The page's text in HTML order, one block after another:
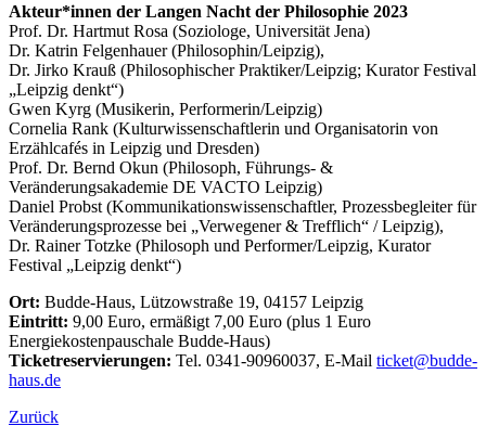
Akteur*innen der Langen Nacht der Philosophie 2023
Prof. Dr. Hartmut Rosa (Soziologe, Universität Jena)
Dr. Katrin Felgenhauer (Philosophin/Leipzig),
Dr. Jirko Krauß (Philosophischer Praktiker/Leipzig; Kurator Festival
„Leipzig denkt“)
Gwen Kyrg (Musikerin, Performerin/Leipzig)
Cornelia Rank (Kulturwissenschaftlerin und Organisatorin von
Erzählcafés in Leipzig und Dresden)
Prof. Dr. Bernd Okun (Philosoph, Führungs- &
Veränderungsakademie DE VACTO Leipzig)
Daniel Probst (Kommunikationswissenschaftler, Prozessbegleiter für
Veränderungsprozesse bei „Verwegener & Trefflich“ / Leipzig),
Dr. Rainer Totzke (Philosoph und Performer/Leipzig, Kurator
Festival „Leipzig denkt“)
Ort: Budde-Haus, Lützowstraße 19, 04157 Leipzig
Eintritt: 9,00 Euro, ermäßigt 7,00 Euro (plus 1 Euro
Energiekostenpauschale Budde-Haus)
Ticketreservierungen: Tel. 0341-90960037, E-Mail ticket@budde-
haus.de
Zurück